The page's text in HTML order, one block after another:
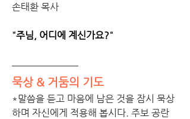
손태환 목사
"주님, 어디에 계신가요?"
묵상 & 거둠의 기도
*말씀을 듣고 마음에 남은 것을 잠시 묵상
하며 자신에게 적용해 봅시다. 주보 공란